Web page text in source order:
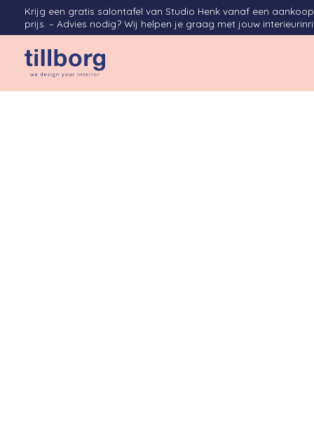
Krijg een gratis salontafel van Studio Henk vanaf een
prijs. – Advies nodig? Wij helpen je graag met jouw